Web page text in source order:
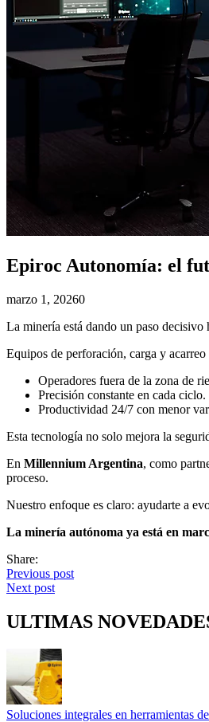
Epiroc Autonomía: el
marzo 1, 20260
La minería está dando un paso decisivo
Equipos de perforación, carga y
Operadores fuera de la zona de
Precisión constante en cada ciclo.
Productividad 24/7 con menor
Esta tecnología no solo mejora la
En Millennium Argentina, como
proceso.
Nuestro enfoque es claro: ayudarte a
La minería autónoma ya está en
Share:
Previous post
Next post
ULTIMAS
Soluciones integrales en herramientas